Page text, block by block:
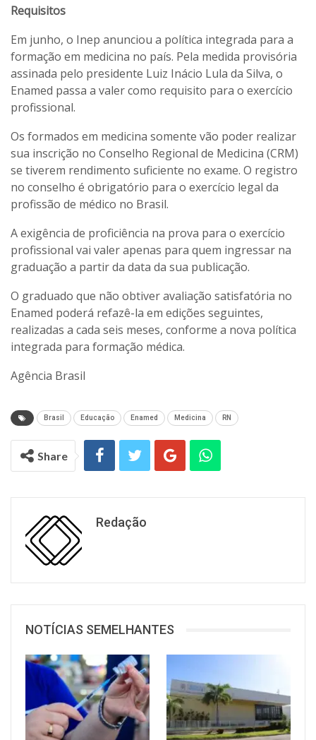
Requisitos
Em junho, o Inep anunciou a política integrada para a
formação em medicina no país. Pela medida provisória
assinada pelo presidente Luiz Inácio Lula da Silva, o
Enamed passa a valer como requisito para o exercício
profissional.
Os formados em medicina somente vão poder realizar
sua inscrição no Conselho Regional de Medicina (CRM)
se tiverem rendimento suficiente no exame. O registro
no conselho é obrigatório para o exercício legal da
profissão de médico no Brasil.
A exigência de proficiência na prova para o exercício
profissional vai valer apenas para quem ingressar na
graduação a partir da data da sua publicação.
O graduado que não obtiver avaliação satisfatória no
Enamed poderá refazê-la em edições seguintes,
realizadas a cada seis meses, conforme a nova política
integrada para formação médica.
Agência Brasil
Brasil Educação Enamed Medicina RN
Share
Redação
NOTÍCIAS SEMELHANTES